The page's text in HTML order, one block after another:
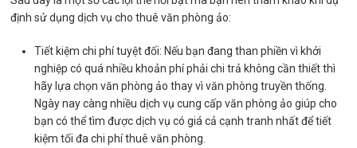
định sử dụng dịch vụ cho thuê văn phòng ảo:
Tiết kiệm chi phí tuyệt đối: Nếu bạn đang than phiền vì khởi
nghiệp có quá nhiều khoản phí phải chi trả không cần thiết thì
hãy lựa chọn văn phòng ảo thay vì văn phòng truyền thống.
Ngày nay càng nhiều dịch vụ cung cấp văn phòng ảo giúp cho
bạn có thể tìm được dịch vụ có giá cả cạnh tranh nhất để tiết
kiệm tối đa chi phí thuê văn phòng.